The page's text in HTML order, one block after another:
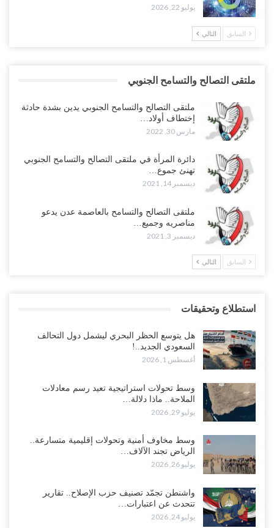
يوليو 22, 2026
السابق التالي
ملتقى التصالح والتسامح الجنوبي
ملتقى التصالح والتسامح الجنوبي يدين بشدة حادثة
إختطاف أولاد…
مارس 30, 2022
دائرة المرأة في ملتقى التصالح والتسامح الجنوبي
تهنئ جموع…
ديسمبر 14, 2021
ملتقى التصالح والتسامح بالعاصمة عدن يدعو
مناصريه وجميع…
ديسمبر 3, 2021
السابق التالي
استطلاع وتحقيقات
هل يتوسع الحظر البحري ليشمل دول التحالف
السعودي الجديد..!
أغسطس 1, 2026
وسط تحولات استراتيجية تعيد رسم معادلات
الملاحة.. ماذا دلالة…
يوليو 29, 2026
وسط مخاوف أمنية وتحولات إقليمية متسارعة..
الرياض تجند الآلاف…
يوليو 26, 2026
واشنطن تجمّد تصنيف حزب الإصلاح.. تقارير
تتحدث عن اعتبارات…
يوليو 24, 2026